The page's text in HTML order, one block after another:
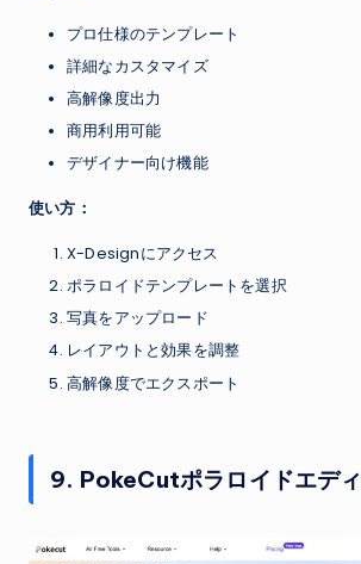
プロ仕様のテンプレート
詳細なカスタマイズ
高解像度出力
商用利用可能
デザイナー向け機能
使い方：
X-Designにアクセス
ポラロイドテンプレートを選択
写真をアップロード
レイアウトと効果を調整
高解像度でエクスポート
9. PokeCutポラロイドエデ